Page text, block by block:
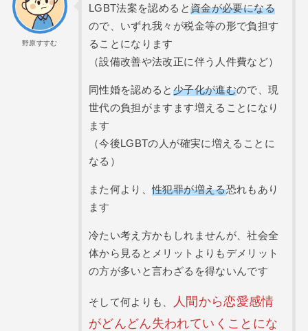
野原すすむ
LGBT法案を認めると資金が必要になる
ので、いずれ我々が税金等の形で負担す
ることになります
（設備改善や法改正に伴う人件費など）
同性婚を認めると 少子化が進むので、現
世代の負担がますます増えることになり
ます
（今後LGBTの人が確実に増えることに
なる）
また何より、性犯罪が増える恐れもあり
ます
冷たい考え方かもしれませんが、社会全
体から見るとメリットよりもデメリット
の方が多いと言わざるを得ないんです
そして何よりも、
人間から恋愛感情
がどんどん失われていくことにな